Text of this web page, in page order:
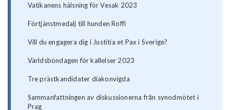
Vatikanens hälsning för Vesak 2023
Förtjänstmedalj till hunden Roffi
Vill du engagera dig i Justitia et Pax i Sverige?
Världsböndagen för kallelser 2023
Tre prästkandidater diakonvigda
Sammanfattningen av diskussionerna från synodmötet i
Prag